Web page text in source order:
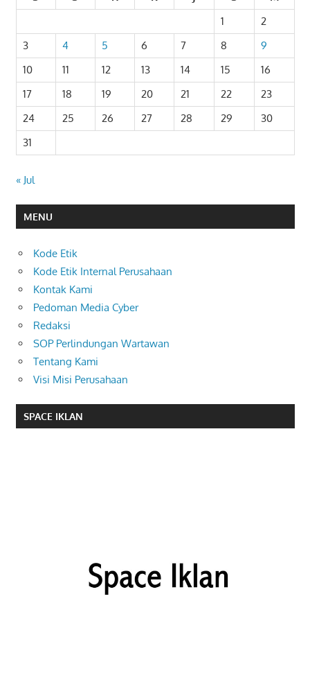
1
2
3
4 5 6 7 8
9
10
11 12 13 14 15
16
17
18 19 20 21 22
23
24
25 26 27 28 29
30
31
« Jul
MENU
Kode Etik
Kode Etik Internal Perusahaan
Kontak Kami
Pedoman Media Cyber
Redaksi
SOP Perlindungan Wartawan
Tentang Kami
Visi Misi Perusahaan
SPACE IKLAN